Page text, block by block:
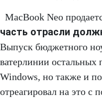
MacBook Neo
часть отрасли
Выпуск бюджетного
ватерлинии остальных
Windows, но также и
отреагировал на это